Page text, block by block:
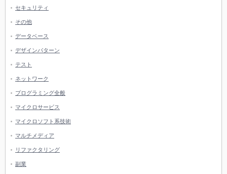
セキュリティ
その他
データベース
デザインパターン
テスト
ネットワーク
プログラミング全般
マイクロサービス
マイクロソフト系技術
マルチメディア
リファクタリング
副業